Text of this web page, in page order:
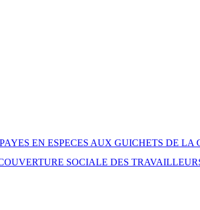
EN ESPECES AUX GUICHETS DE LA
SOCIALE DES